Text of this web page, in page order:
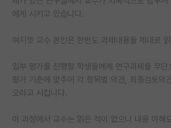
에게 시키고 있습니다.
여지껏 교수 본인은 한번도 과제내용을 제대로 읽
일부 평가를 진행할 학생들에게 연구과제를 무
평가 기준에 맞추어 각 항목별 의견, 최종검토의
오라고 시킵니다.
이 과정에서 교수는 읽은 적이 없으니 내용 이해